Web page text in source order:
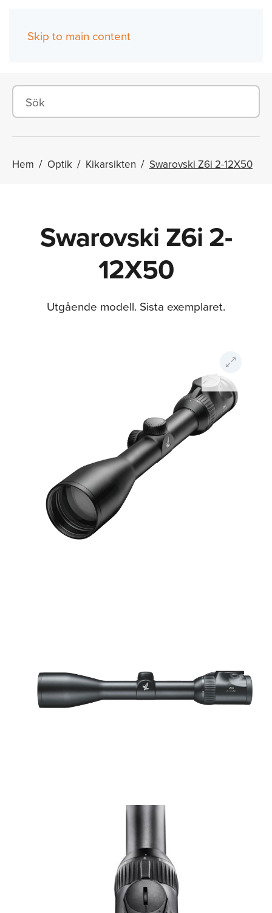
Skip to main content
Hem Optik Kikarsikten Swarovski Z6i 2-12X50
Swarovski Z6i 2-
12X50
Utgående modell. Sista exemplaret.